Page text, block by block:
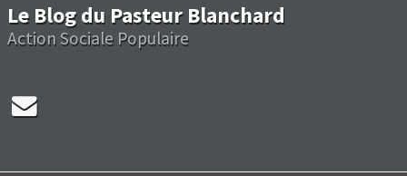
Le Blog du Pasteur Blanchard
Action Sociale Populaire